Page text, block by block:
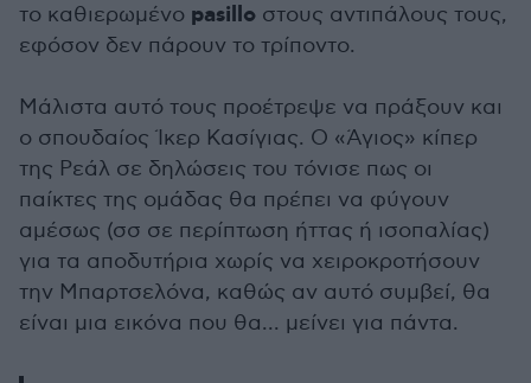
το καθιερωμένο pasillo στους αντιπάλους τους,
εφόσον δεν πάρουν το τρίποντο.
Μάλιστα αυτό τους προέτρεψε να πράξουν και
ο σπουδαίος Ίκερ Κασίγιας. Ο «Άγιος» κίπερ
της Ρεάλ σε δηλώσεις του τόνισε πως οι
παίκτες της ομάδας θα πρέπει να φύγουν
αμέσως (σσ σε περίπτωση ήττας ή ισοπαλίας)
για τα αποδυτήρια χωρίς να χειροκροτήσουν
την Μπαρτσελόνα, καθώς αν αυτό συμβεί, θα
είναι μια εικόνα που θα... μείνει για πάντα.